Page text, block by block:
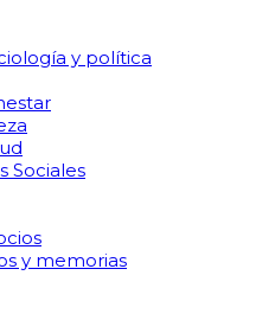
y política
Sociales
y memorias